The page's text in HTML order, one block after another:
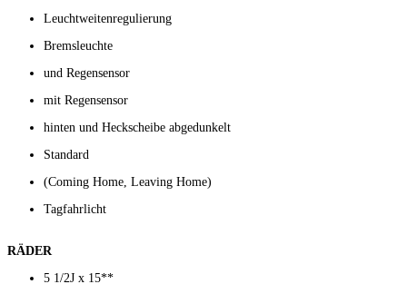
Leuchtweitenregulierung
Bremsleuchte
und Regensensor
mit Regensensor
hinten und Heckscheibe abgedunkelt
Standard
(Coming Home, Leaving Home)
Tagfahrlicht
RÄDER
5 1/2J x 15**